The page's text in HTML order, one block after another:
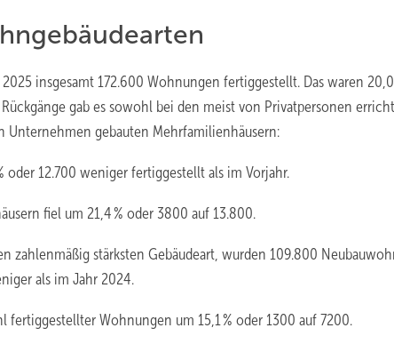
insgesamt 172.600 Wohnungen fertiggestellt. Das waren
gab es sowohl bei den meist von Privatpersonen
Unternehmen gebauten Mehrfamilienhäusern:
12.700 weniger fertiggestellt als im Vorjahr.
fiel um 21,4 % oder 3800 auf 13.800.
zahlenmäßig stärksten Gebäudeart, wurden 109.800
als im Jahr 2024.
Wohnungen um 15,1 % oder 1300 auf 7200.